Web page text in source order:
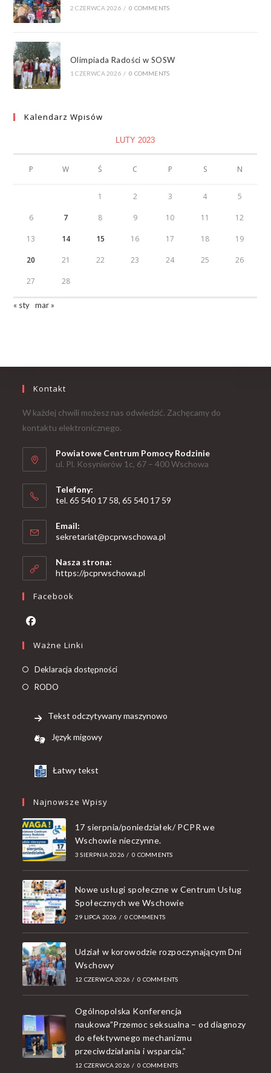
2 CZERWCA 2026 / 0 COMMENTS
Olimpiada Radości w SOSW
1 CZERWCA 2026 / 0 COMMENTS
Kalendarz Wpisów
LUTY 2023
P W Ś C P S N
1 2 3 4 5
6 7 8 9 10 11 12
13 14 15 16 17 18 19
20 21 22 23 24 25 26
27 28
« sty mar »
Kontakt
W każdej chwili możesz nas odwiedzić. Zachęcamy do
kontaktu elektronicznego.
Powiatowe Centrum Pomocy Rodzinie
ul. Pl. Kosynierów 1c, 67 – 400 Wschowa
Telefony:
tel. 65 540 17 58, 65 540 17 59
Email:
sekretariat@pcprwschowa.pl
Nasza strona:
https://pcprwschowa.pl
Facebook
Ważne Linki
Deklaracja dostępności
RODO
Tekst odczytywany maszynowo
Język migowy
Łatwy tekst
Najnowsze Wpisy
17 sierpnia/poniedziałek/ PCPR we
Wschowie nieczynne.
3 SIERPNIA 2026 / 0 COMMENTS
Nowe usługi społeczne w Centrum Usług
Społecznych we Wschowie
29 LIPCA 2026 / 0 COMMENTS
Udział w korowodzie rozpoczynającym Dni
Wschowy
12 CZERWCA 2026 / 0 COMMENTS
Ogólnopolska Konferencja
naukowa”Przemoc seksualna – od diagnozy
do efektywnego mechanizmu
przeciwdziałania i wsparcia.”
12 CZERWCA 2026 / 0 COMMENTS